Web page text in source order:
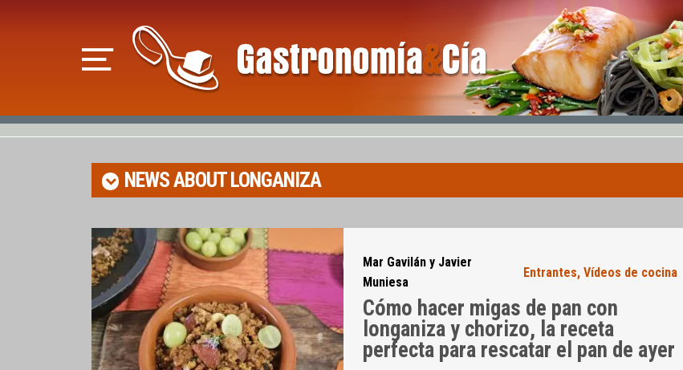
NEWS ABOUTLONGANIZA
Mar Gavilán y Javier
Muniesa
Entrantes, Vídeos de cocina
Cómo hacer migas de pan con
longaniza y chorizo, la receta
perfecta para rescatar el pan de ayer